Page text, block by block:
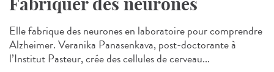
Elle fabrique des neurones en laboratoire pour comprendre
Alzheimer. Veranika Panasenkava, post-doctorante à
l’Institut Pasteur, crée des cellules de cerveau...